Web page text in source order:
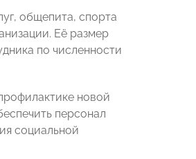
общепита, спорта
Её размер
по численности
новой
персонал
социальной